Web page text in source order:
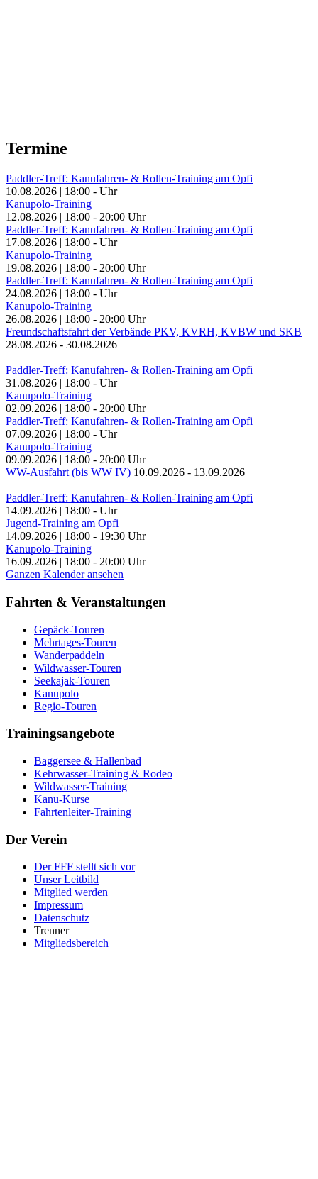
Termine
Paddler-Treff: Kanufahren- & Rollen-Training am Opfi
10.08.2026 | 18:00 - Uhr
Kanupolo-Training
12.08.2026 | 18:00 - 20:00 Uhr
Paddler-Treff: Kanufahren- & Rollen-Training am Opfi
17.08.2026 | 18:00 - Uhr
Kanupolo-Training
19.08.2026 | 18:00 - 20:00 Uhr
Paddler-Treff: Kanufahren- & Rollen-Training am Opfi
24.08.2026 | 18:00 - Uhr
Kanupolo-Training
26.08.2026 | 18:00 - 20:00 Uhr
Freundschaftsfahrt der Verbände PKV, KVRH, KVBW und SKB
28.08.2026 - 30.08.2026
Paddler-Treff: Kanufahren- & Rollen-Training am Opfi
31.08.2026 | 18:00 - Uhr
Kanupolo-Training
02.09.2026 | 18:00 - 20:00 Uhr
Paddler-Treff: Kanufahren- & Rollen-Training am Opfi
07.09.2026 | 18:00 - Uhr
Kanupolo-Training
09.09.2026 | 18:00 - 20:00 Uhr
WW-Ausfahrt (bis WW IV) 10.09.2026 - 13.09.2026
Paddler-Treff: Kanufahren- & Rollen-Training am Opfi
14.09.2026 | 18:00 - Uhr
Jugend-Training am Opfi
14.09.2026 | 18:00 - 19:30 Uhr
Kanupolo-Training
16.09.2026 | 18:00 - 20:00 Uhr
Ganzen Kalender ansehen
Fahrten & Veranstaltungen
Gepäck-Touren
Mehrtages-Touren
Wanderpaddeln
Wildwasser-Touren
Seekajak-Touren
Kanupolo
Regio-Touren
Trainingsangebote
Baggersee & Hallenbad
Kehrwasser-Training & Rodeo
Wildwasser-Training
Kanu-Kurse
Fahrtenleiter-Training
Der Verein
Der FFF stellt sich vor
Unser Leitbild
Mitglied werden
Impressum
Datenschutz
Trenner
Mitgliedsbereich